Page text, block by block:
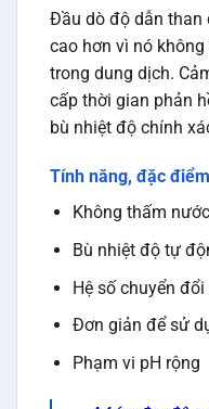
Đầu dò độ dẫn than
cao hơn vì nó
trong dung dịch.
cấp thời gian phản
bù nhiệt độ chính
Tính năng, đặc điểm
Không thấm nước
Bù nhiệt độ tự
Hệ số chuyển đổi
Đơn giản để sử
Phạm vi pH rộng